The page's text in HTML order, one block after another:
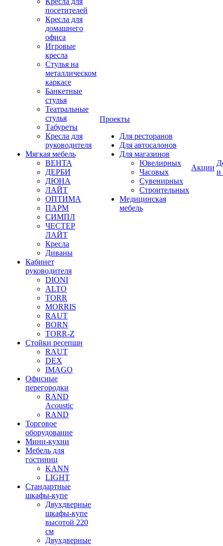
посетителей
Кресла для
домашнего
офиса
Игровые
кресла
Стулья на
металлическом
каркасе
Банкетные
стулья
Театральные
стулья
Табуреты
Кресла для
руководителя
Мягкая мебель
ВЕНТА
ДЕРБИ
ДЮНА
ЛАЙТ
ОПТИМА
ПАРМ
СИМПЛ
ЧЕСТЕР
ЛАЙТ
Кресла
Диваны
Кабинет
руководителя
DIONI
ALTO
TORR
MORRIS
RAUT
BORN
TORR-Z
Стойки ресепшн
RAUT
DEX
IMAGO
Офисные
перегородки
RAND
Acoustic
RAND
Торговое
оборудование
Мини-кухни
Мебель для
гостиниц
KANN
LIGHT
Стандартные
шкафы-купе
Двухдверные
шкафы-купе
высотой 220
см
Двухдверные
Проекты
Для ресторанов
Для автосалонов
Для магазинов
Ювелирных
Часовых
Сувенирных
Строительных
Медицинская
мебель
Акции
и